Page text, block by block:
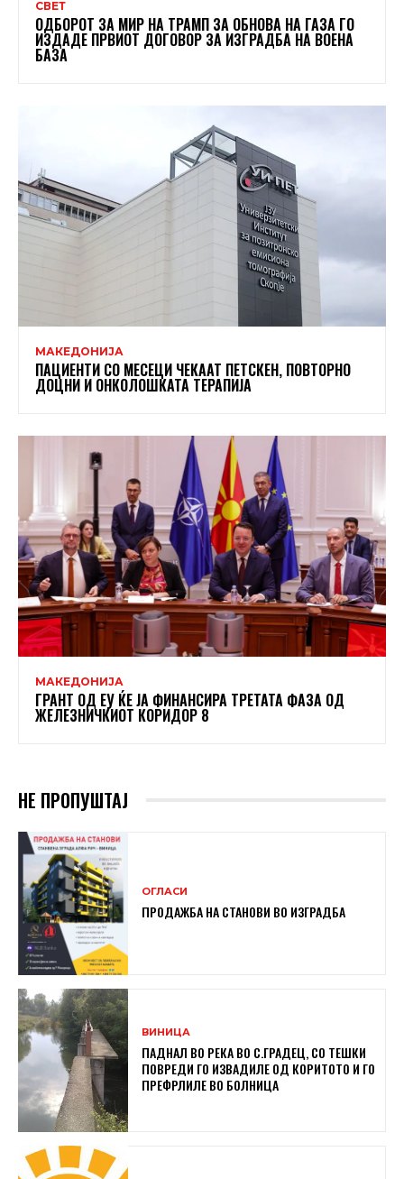
СВЕТ
ОДБОРОТ ЗА МИР НА ТРАМП ЗА ОБНОВА НА ГАЗА ГО
ИЗДАДЕ ПРВИОТ ДОГОВОР ЗА ИЗГРАДБА НА ВОЕНА
БАЗА
МАКЕДОНИЈА
ПАЦИЕНТИ СО МЕСЕЦИ ЧЕКААТ ПЕТСКЕН, ПОВТОРНО
ДОЦНИ И ОНКОЛОШКАТА ТЕРАПИЈА
МАКЕДОНИЈА
ГРАНТ ОД ЕУ ЌЕ ЈА ФИНАНСИРА ТРЕТАТА ФАЗА ОД
ЖЕЛЕЗНИЧКИОТ КОРИДОР 8
НЕ ПРОПУШТАЈ
ОГЛАСИ
ПРОДАЖБА НА СТАНОВИ ВО ИЗГРАДБА
ВИНИЦА
ПАДНАЛ ВО РЕКА ВО С.ГРАДЕЦ, СО ТЕШКИ
ПОВРЕДИ ГО ИЗВАДИЛЕ ОД КОРИТОТО И ГО
ПРЕФРЛИЛЕ ВО БОЛНИЦА